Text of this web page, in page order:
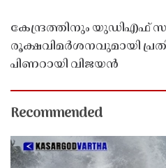
കേന്ദ്രത്തിനും യുഡിഎഫ്
രൂക്ഷവിമർശനവുമായി
പിണറായി വിജയൻ
Recommended